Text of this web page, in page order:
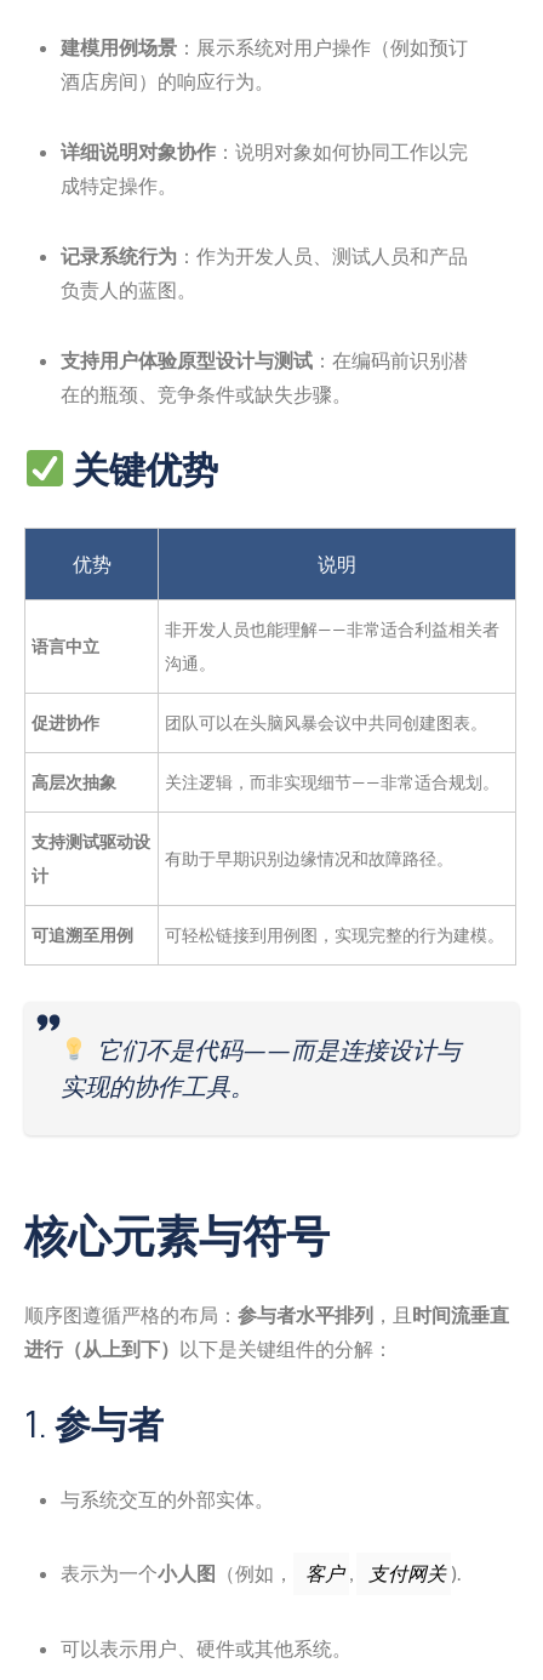
建模用例场景 ：展示系统对用户操作（例如预订
酒店房间）的响应行为。
详细说明对象协作 ：说明对象如何协同工作以完
成特定操作。
记录系统行为 ：作为开发人员、测试人员和产品
负责人的蓝图。
支持用户体验原型设计与测试 ：在编码前识别潜
在的瓶颈、竞争条件或缺失步骤。
关键优势
优势 说明
语言中立
非开发人员也能理解——非常适合利益相关者
沟通。
促进协作 团队可以在头脑风暴会议中共同创建图表。
高层次抽象 关注逻辑，而非实现细节——非常适合规划。
支持测试驱动设
计
有助于早期识别边缘情况和故障路径。
可追溯至用例 可轻松链接到用例图，实现完整的行为建模。
它们不是代码——而是连接设计与
实现的协作工具。
核心元素与符号
顺序图遵循严格的布局： 参与者水平排列 ，且 时间流垂直
进行（从上到下） 以下是关键组件的分解：
1.参与者
与系统交互的外部实体。
表示为一个小人图 （例如， 客户 , 支付网关 ).
可以表示用户、硬件或其他系统。